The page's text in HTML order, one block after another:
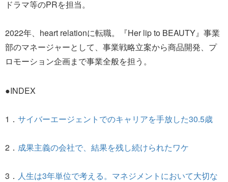
ドラマ等のPRを担当。
2022年、heart relationに転職。『Her lip to BEAUTY』事業
部のマネージャーとして、事業戦略立案から商品開発、プ
ロモーション企画まで事業全般を担う。
●INDEX
1． サイバーエージェントでのキャリアを手放した30.5歳
2． 成果主義の会社で、結果を残し続けられたワケ
3． 人生は3年単位で考える。マネジメントにおいて大切な